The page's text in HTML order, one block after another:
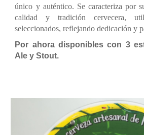
único y auténtico. Se caracteriza por
calidad y tradición cervecera,
seleccionados, reflejando dedicación y
Por ahora disponibles con 3
Ale y Stout.